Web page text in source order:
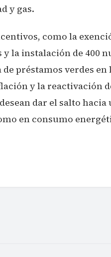
y gas.
como la
la instalación de 400
préstamos verdes
y la reactivación
dar el salto hacia
en consumo